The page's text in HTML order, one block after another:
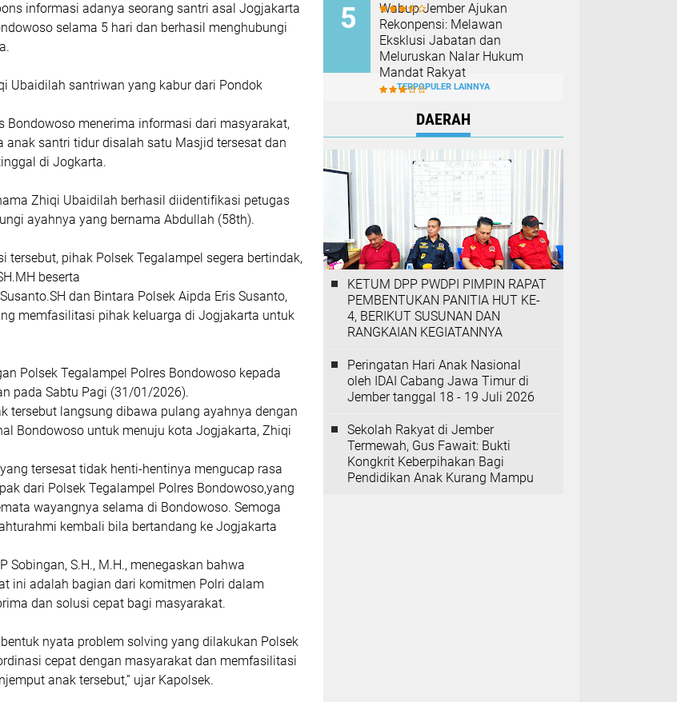
informasi adanya seorang santri asal Jogjakarta
selama 5 hari dan berhasil menghubungi
Ubaidilah santriwan yang kabur dari Pondok
Bondowoso menerima informasi dari masyarakat,
anak santri tidur disalah satu Masjid tersesat dan
di Jogkarta.
Zhiqi Ubaidilah berhasil diidentifikasi petugas
ayahnya yang bernama Abdullah (58th).
tersebut, pihak Polsek Tegalampel segera bertindak,
beserta
dan Bintara Polsek Aipda Eris Susanto,
memfasilitasi pihak keluarga di Jogjakarta untuk
Polsek Tegalampel Polres Bondowoso kepada
pada Sabtu Pagi (31/01/2026).
tersebut langsung dibawa pulang ayahnya dengan
Bondowoso untuk menuju kota Jogjakarta, Zhiqi
tersesat tidak henti-hentinya mengucap rasa
dari Polsek Tegalampel Polres Bondowoso,yang
wayangnya selama di Bondowoso. Semoga
kembali bila bertandang ke Jogjakarta
Sobingan, S.H., M.H., menegaskan bahwa
ini adalah bagian dari komitmen Polri dalam
dan solusi cepat bagi masyarakat.
nyata problem solving yang dilakukan Polsek
cepat dengan masyarakat dan memfasilitasi
anak tersebut,” ujar Kapolsek.
Wabup Jember Ajukan
Rekonpensi: Melawan
Eksklusi Jabatan dan
Meluruskan Nalar Hukum
Mandat Rakyat
TERPOPULER LAINNYA
DAERAH
KETUM DPP PWDPI PIMPIN RAPAT
PEMBENTUKAN PANITIA HUT KE-
4, BERIKUT SUSUNAN DAN
RANGKAIAN KEGIATANNYA
Peringatan Hari Anak Nasional
oleh IDAI Cabang Jawa Timur di
Jember tanggal 18 - 19 Juli 2026
‎Sekolah Rakyat di Jember
Termewah, Gus Fawait: Bukti
Kongkrit Keberpihakan Bagi
Pendidikan Anak Kurang Mampu